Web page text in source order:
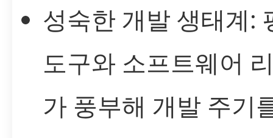
성숙한 개발 생태계:
도구와 소프트웨어
가 풍부해 개발 주기